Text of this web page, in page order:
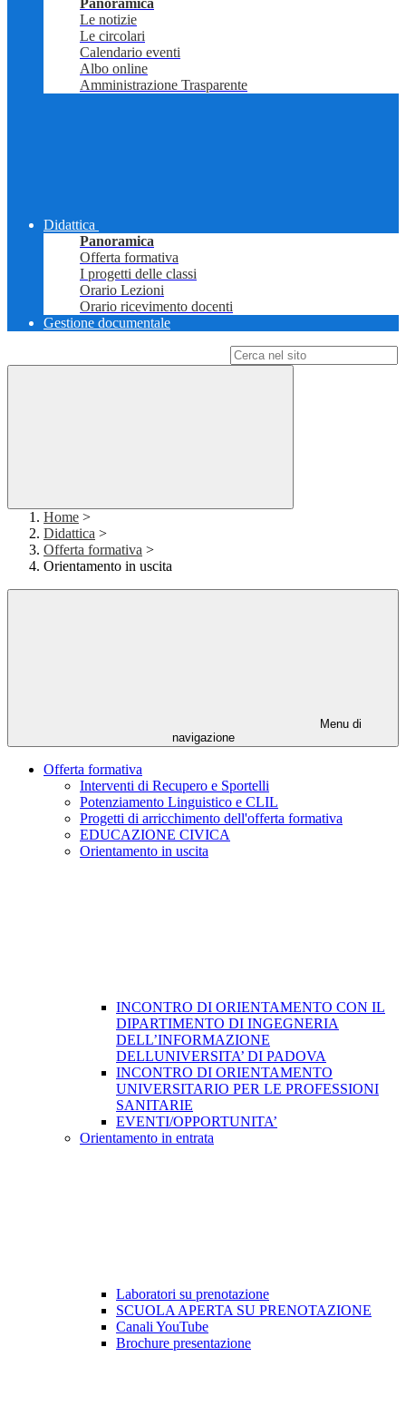
Panoramica
Le notizie
Le circolari
Calendario eventi
Albo online
Amministrazione Trasparente
Didattica
Panoramica
Offerta formativa
I progetti delle classi
Orario Lezioni
Orario ricevimento docenti
Gestione documentale
Home >
Didattica >
Offerta formativa >
Orientamento in uscita
Menu di
navigazione
Offerta formativa
Interventi di Recupero e Sportelli
Potenziamento Linguistico e CLIL
Progetti di arricchimento dell'offerta formativa
EDUCAZIONE CIVICA
Orientamento in uscita
INCONTRO DI ORIENTAMENTO CON IL
DIPARTIMENTO DI INGEGNERIA
DELL’INFORMAZIONE
DELLUNIVERSITA’ DI PADOVA
INCONTRO DI ORIENTAMENTO
UNIVERSITARIO PER LE PROFESSIONI
SANITARIE
EVENTI/OPPORTUNITA’
Orientamento in entrata
Laboratori su prenotazione
SCUOLA APERTA SU PRENOTAZIONE
Canali YouTube
Brochure presentazione